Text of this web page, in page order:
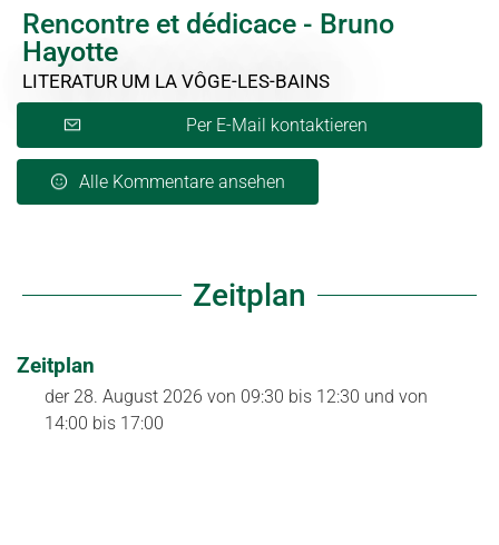
Rencontre et dédicace - Bruno
Hayotte
LITERATUR UM LA VÔGE-LES-BAINS
Per E-Mail kontaktieren
Alle Kommentare ansehen
Zeitplan
Zeitplan
der 28. August 2026 von 09:30 bis 12:30 und von
14:00 bis 17:00